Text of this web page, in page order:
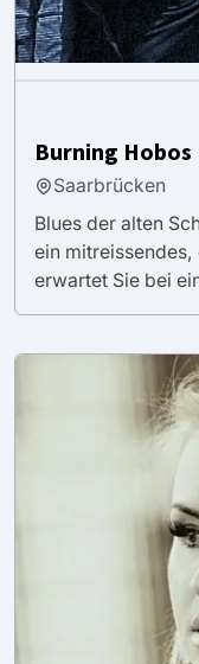
Burning Hobos
Saarbrücken
Blues der alten
ein mitreissendes,
erwartet Sie bei